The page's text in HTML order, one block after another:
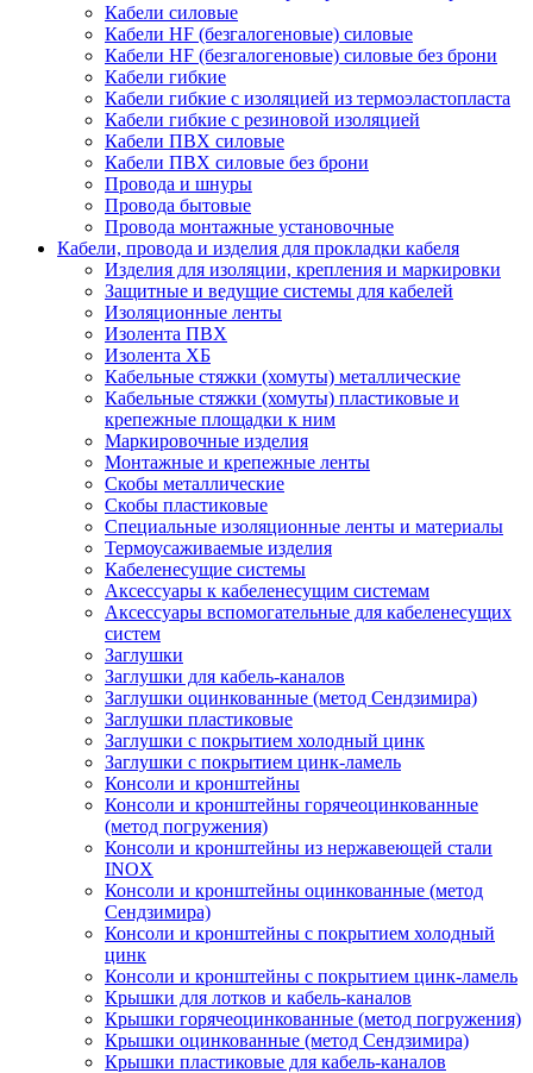
Кабели силовые
Кабели HF (безгалогеновые) силовые
Кабели HF (безгалогеновые) силовые без брони
Кабели гибкие
Кабели гибкие с изоляцией из термоэластопласта
Кабели гибкие с резиновой изоляцией
Кабели ПВХ силовые
Кабели ПВХ силовые без брони
Провода и шнуры
Провода бытовые
Провода монтажные установочные
Кабели, провода и изделия для прокладки кабеля
Изделия для изоляции, крепления и маркировки
Защитные и ведущие системы для кабелей
Изоляционные ленты
Изолента ПВХ
Изолента ХБ
Кабельные стяжки (хомуты) металлические
Кабельные стяжки (хомуты) пластиковые и
крепежные площадки к ним
Маркировочные изделия
Монтажные и крепежные ленты
Скобы металлические
Скобы пластиковые
Специальные изоляционные ленты и материалы
Термоусаживаемые изделия
Кабеленесущие системы
Аксессуары к кабеленесущим системам
Аксессуары вспомогательные для кабеленесущих
систем
Заглушки
Заглушки для кабель-каналов
Заглушки оцинкованные (метод Сендзимира)
Заглушки пластиковые
Заглушки с покрытием холодный цинк
Заглушки с покрытием цинк-ламель
Консоли и кронштейны
Консоли и кронштейны горячеоцинкованные
(метод погружения)
Консоли и кронштейны из нержавеющей стали
INOX
Консоли и кронштейны оцинкованные (метод
Сендзимира)
Консоли и кронштейны с покрытием холодный
цинк
Консоли и кронштейны с покрытием цинк-ламель
Крышки для лотков и кабель-каналов
Крышки горячеоцинкованные (метод погружения)
Крышки оцинкованные (метод Сендзимира)
Крышки пластиковые для кабель-каналов